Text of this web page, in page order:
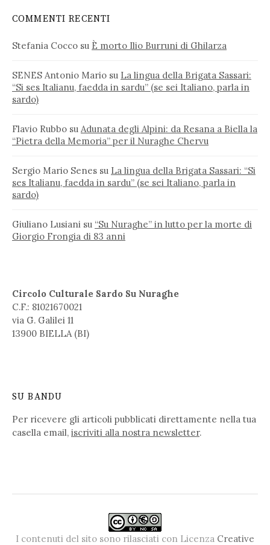
COMMENTI RECENTI
Stefania Cocco su È morto Ilio Burruni di Ghilarza
SENES Antonio Mario su La lingua della Brigata Sassari:
“Si ses Italianu, faedda in sardu” (se sei Italiano, parla in
sardo)
Flavio Rubbo su Adunata degli Alpini: da Resana a Biella la
“Pietra della Memoria” per il Nuraghe Chervu
Sergio Mario Senes su La lingua della Brigata Sassari: “Si
ses Italianu, faedda in sardu” (se sei Italiano, parla in
sardo)
Giuliano Lusiani su “Su Nuraghe” in lutto per la morte di
Giorgio Frongia di 83 anni
Circolo Culturale Sardo Su Nuraghe
C.F.: 81021670021
via G. Galilei 11
13900 BIELLA (BI)
SU BANDU
Per ricevere gli articoli pubblicati direttamente nella tua
casella email, iscriviti alla nostra newsletter.
I contenuti del sito sono rilasciati con Licenza Creative